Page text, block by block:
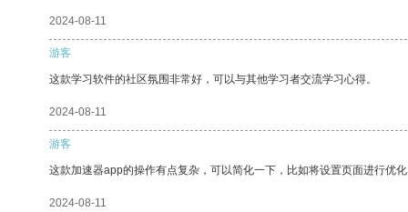
2024-08-11
游客
这款学习软件的社区氛围非常好，可以与其他学习者交流学习心得。
2024-08-11
游客
这款加速器app的操作有点复杂，可以简化一下，比如将设置页面进行优
2024-08-11